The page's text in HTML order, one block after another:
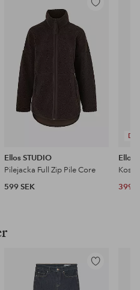
Lägg
favoriter
Ellos STUDIO
Pilejacka Full Zip Pile Core
599 SEK
Ellos
399
Lägg